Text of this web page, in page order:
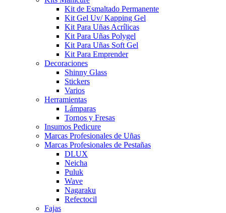
Kit de Esmaltado Permanente
Kit Gel Uv/ Kapping Gel
Kit Para Uñas Acrílicas
Kit Para Uñas Polygel
Kit Para Uñas Soft Gel
Kit Para Emprender
Decoraciones
Shinny Glass
Stickers
Varios
Herramientas
Lámparas
Tornos y Fresas
Insumos Pedicure
Marcas Profesionales de Uñas
Marcas Profesionales de Pestañas
DLUX
Neicha
Puluk
Wave
Nagaraku
Refectocil
Fajas